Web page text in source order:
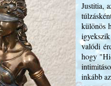
Justitia,
különös
valódi
hogy
inkább